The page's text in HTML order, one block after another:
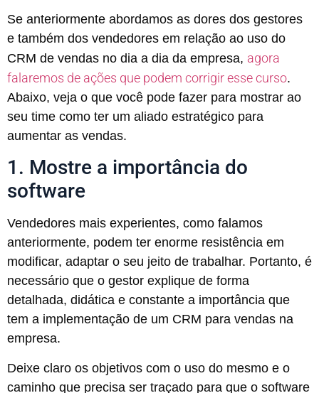
Se anteriormente abordamos as dores dos gestores
e também dos vendedores em relação ao uso do
CRM de vendas no dia a dia da empresa, agora
falaremos de ações que podem corrigir esse curso.
Abaixo, veja o que você pode fazer para mostrar ao
seu time como ter um aliado estratégico para
aumentar as vendas.
1. Mostre a importância do
software
Vendedores mais experientes, como falamos
anteriormente, podem ter enorme resistência em
modificar, adaptar o seu jeito de trabalhar. Portanto, é
necessário que o gestor explique de forma
detalhada, didática e constante a importância que
tem a implementação de um CRM para vendas na
empresa.
Deixe claro os objetivos com o uso do mesmo e o
caminho que precisa ser traçado para que o software